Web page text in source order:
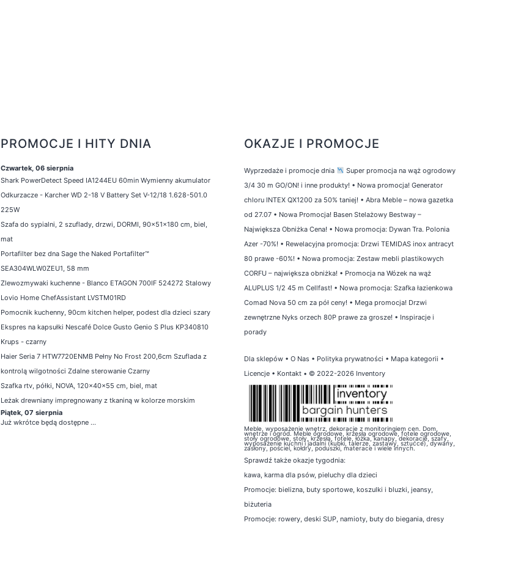
PROMOCJE I HITY DNIA
Czwartek, 06 sierpnia
Shark PowerDetect Speed IA1244EU 60min Wymienny akumulator
Odkurzacze - Karcher WD 2-18 V Battery Set V-12/18 1.628-501.0
225W
Szafa do sypialni, 2 szuflady, drzwi, DORMI, 90x51x180 cm, biel,
mat
Portafilter bez dna Sage the Naked Portafilter™
SEA304WLW0ZEU1, 58 mm
Zlewozmywaki kuchenne - Blanco ETAGON 700IF 524272 Stalowy
Lovio Home ChefAssistant LVSTM01RD
Pomocnik kuchenny, 90cm kitchen helper, podest dla dzieci szary
Ekspres na kapsułki Nescafé Dolce Gusto Genio S Plus KP340810
Krups - czarny
Haier Seria 7 HTW7720ENMB Pełny No Frost 200,6cm Szuflada z
kontrolą wilgotności Zdalne sterowanie Czarny
Szafka rtv, półki, NOVA, 120x40x55 cm, biel, mat
Leżak drewniany impregnowany z tkaniną w kolorze morskim
Piątek, 07 sierpnia
Już wkrótce będą dostępne ...
OKAZJE I PROMOCJE
Wyprzedaże i promocje dnia
Super promocja na wąż ogrodowy
3/4 30 m GO/ON! i inne produkty! • Nowa promocja! Generator
chloru INTEX QX1200 za 50% taniej! • Abra Meble – nowa gazetka
od 27.07 • Nowa Promocja! Basen Stelażowy Bestway –
Największa Obniżka Cena! • Nowa promocja: Dywan Tra. Polonia
Azer -70%! • Rewelacyjna promocja: Drzwi TEMIDAS inox antracyt
80 prawe -60%! • Nowa promocja: Zestaw mebli plastikowych
CORFU – największa obniżka! • Promocja na Wózek na wąż
ALUPLUS 1/2 45 m Cellfast! • Nowa promocja: Szafka łazienkowa
Comad Nova 50 cm za pół ceny! • Mega promocja! Drzwi
zewnętrzne Nyks orzech 80P prawe za grosze! • Inspiracje i
porady
Dla sklepów • O Nas • Polityka prywatności • Mapa kategorii •
Licencje • Kontakt • © 2022-2026 Inventory
Meble, wyposażenie wnętrz, dekoracje z monitoringiem cen. Dom,
wnętrze i ogród. Meble ogrodowe, krzesła ogrodowe, fotele ogrodowe,
stoły ogrodowe, stoły, krzesła, fotele, łóżka, kanapy, dekoracje, szafy,
wyposażenie kuchni i jadalni (kubki, talerze, zastawy, sztućce), dywany,
zasłony, pościel, kołdry, poduszki, materace i wiele innych.
Sprawdź także okazje tygodnia:
kawa, karma dla psów, pieluchy dla dzieci
Promocje: bielizna, buty sportowe, koszulki i bluzki, jeansy,
biżuteria
Promocje: rowery, deski SUP, namioty, buty do biegania, dresy